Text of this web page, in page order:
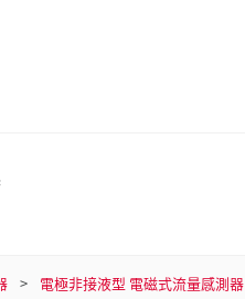
電極非接液型 電磁式流量感測器